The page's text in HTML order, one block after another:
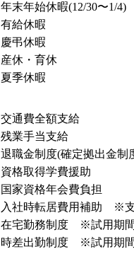
年末年始休暇(12/30〜1/4)
有給休暇
慶弔休暇
産休・育休
夏季休暇
交通費全額支給
残業手当支給
退職金制度(確定拠出金制
資格取得学費援助
国家資格年会費負担
入社時転居費用補助　※
在宅勤務制度　※試用期
時差出勤制度　※試用期